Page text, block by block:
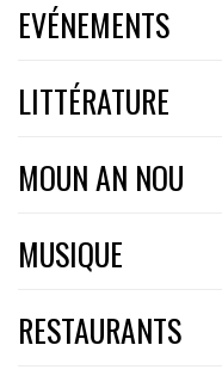
EVÉNEMENTS
LITTÉRATURE
MOUN AN NOU
MUSIQUE
RESTAURANTS